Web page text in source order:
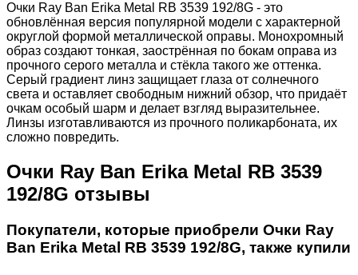
Очки Ray Ban Erika Metal RB 3539 192/8G - это
обновлённая версия популярной модели с характерной
округлой формой металлической оправы. Монохромный
образ создают тонкая, заострённая по бокам оправа из
прочного серого металла и стёкла такого же оттенка.
Серый градиент линз защищает глаза от солнечного
света и оставляет свободным нижний обзор, что придаёт
очкам особый шарм и делает взгляд выразительнее.
Линзы изготавливаются из прочного поликарбоната, их
сложно повредить.
Очки Ray Ban Erika Metal RB 3539
192/8G отзывы
Покупатели, которые приобрели Очки Ray
Ban Erika Metal RB 3539 192/8G, также купили